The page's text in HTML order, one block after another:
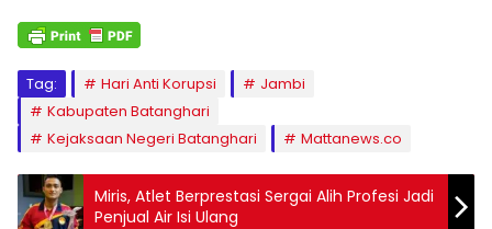
Tag: Hari Anti Korupsi
Jambi
Kabupaten Batanghari
Kejaksaan Negeri Batanghari
Mattanews.co
Miris, Atlet Berprestasi Sergai Alih Profesi Jadi
Penjual Air Isi Ulang